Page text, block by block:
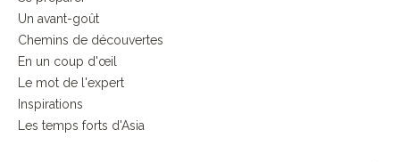
Un avant-goût
Chemins de découvertes
En un coup d'œil
Le mot de l'expert
Inspirations
Les temps forts d'Asia